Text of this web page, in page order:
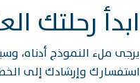
ابدأ رحلتك
يرجى ملء النموذج أدناه،
استفسارك وإرشادك إلى